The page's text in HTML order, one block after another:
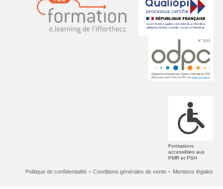
Formations
accessibles aux
PMR et PSH
Politique de confidentialité - Conditions générales de vente - Mentions légales